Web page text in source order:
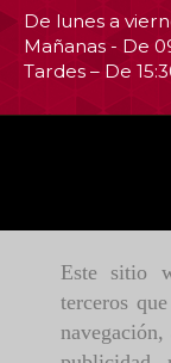
Este sitio
terceros
De lunes a
Mañanas - De
Tardes – De